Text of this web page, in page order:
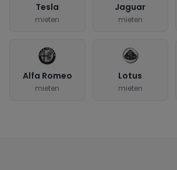
Tesla
mieten
Jaguar
mieten
Alfa Romeo
mieten
Lotus
mieten